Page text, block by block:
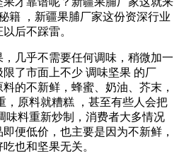
籍 ，新疆果脯厂家这份资深行业
后不踩雷。
几乎不需要任何调味，稍微加一
了市面上不少 调味坚果 的厂
的不新鲜，蜂蜜、奶油、芥末，
，原料就糟糕 ，甚至有些人会把
味料重新炒制，消费者大多情况
便低价，也主要是因为不新鲜，
也和坚果无关。